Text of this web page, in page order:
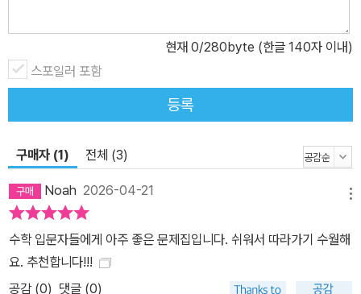
현재 0/280byte (한글 140자 이내)
스포일러 포함
등록
구매자 (1) 전체 (3)
Noah 2026-04-21
수학 입문자들에게 아주 좋은 문제집입니다. 쉬워서 따라가기 수월해
요. 추천합니다!!!
공감 (0) 댓글 (0)